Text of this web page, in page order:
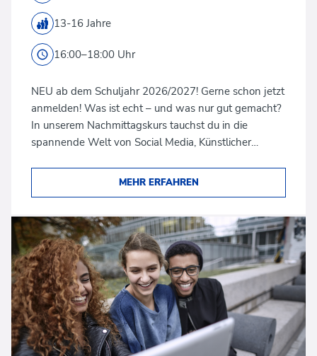
13-16 Jahre
16:00–18:00 Uhr
NEU ab dem Schuljahr 2026/2027! Gerne schon jetzt
anmelden! Was ist echt – und was nur gut gemacht?
In unserem Nachmittagskurs tauchst du in die
spannende Welt von Social Media, Künstlicher…
MEHR ERFAHREN